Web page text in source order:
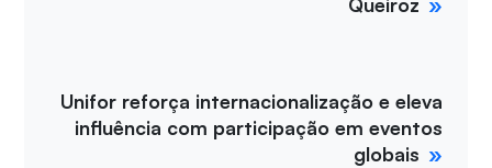
Unifor reforça internacionalização e eleva
influência com participação em eventos
globais